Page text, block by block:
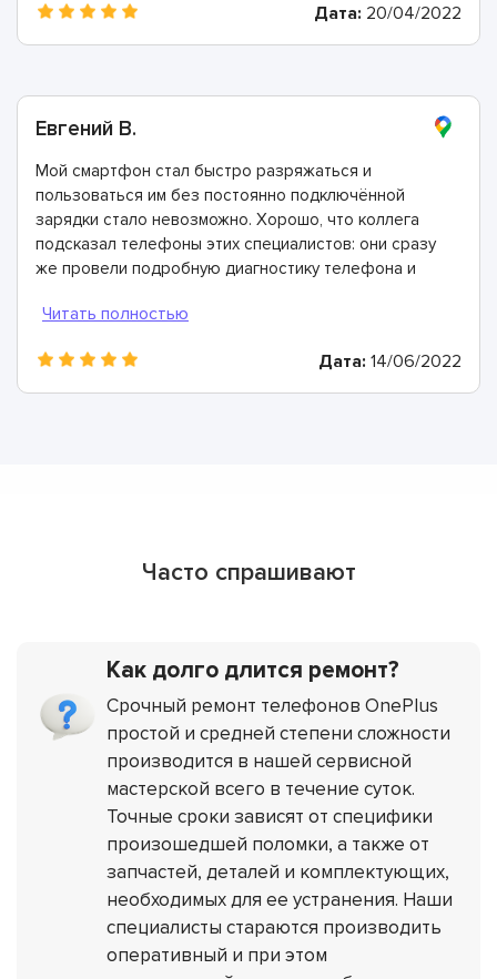
Дата: 20/04/2022
Евгений В.
Мой смартфон стал быстро разряжаться и
пользоваться им без постоянно подключённой
зарядки стало невозможно. Хорошо, что коллега
подсказал телефоны этих специалистов: они сразу
же провели подробную диагностику телефона и
ресурс аккумуляторе. Всего через 40 минут он был
отлично!
Дата: 14/06/2022
Часто спрашивают
Как долго длится ремонт?
Срочный ремонт телефонов OnePlus
простой и средней степени сложности
производится в нашей сервисной
мастерской всего в течение суток.
Точные сроки зависят от специфики
произошедшей поломки, а также от
запчастей, деталей и комплектующих,
необходимых для ее устранения. Наши
специалисты стараются производить
оперативный и при этом